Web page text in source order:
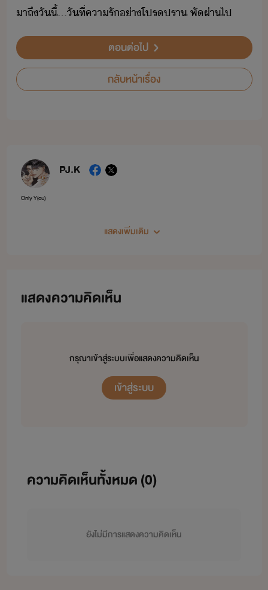
าถึ​ัี้​...​ัที่​คารั​่า​โปรปรา​ ​พัผ่า​ไป
ตอนต่อไป
กลับหน้าเรื่อง
PJ.K
Only Y(ou)
แสดงเพิ่มเติม
แสดงความคิดเห็น
กรุณาเข้าสู่ระบบเพื่อแสดงความคิดเห็น
เข้าสู่ระบบ
ความคิดเห็นทั้งหมด (0)
ยังไม่มีการแสดงความคิดเห็น